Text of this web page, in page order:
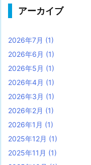
アーカイブ
2026年7月 (1)
2026年6月 (1)
2026年5月 (1)
2026年4月 (1)
2026年3月 (1)
2026年2月 (1)
2026年1月 (1)
2025年12月 (1)
2025年11月 (1)